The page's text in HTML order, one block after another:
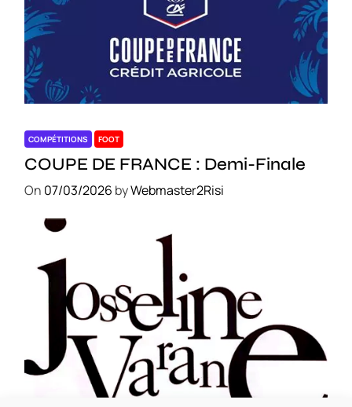
COMPÉTITIONS FOOT
COUPE DE FRANCE : Demi-Finale
On 07/03/2026 byWebmaster2Risi